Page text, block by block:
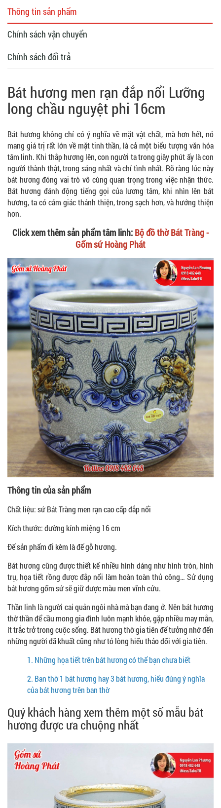
Thông tin sản phẩm
Chính sách vận chuyển
Chính sách đổi trả
Bát hương men rạn đắp nổi Lưỡng
long chầu nguyệt phi 16cm
Bát hương không chỉ có ý nghĩa về mặt vật chất, mà hơn hết, nó
mang giá trị rất lớn về mặt tinh thần, là cả một biểu tượng văn hóa
tâm linh. Khi thắp hương lên, con người ta trong giây phút ấy là con
người thành thật, trong sáng nhất và chí tình nhất. Rõ ràng lúc này
bát hương đóng vai trò vô cùng quan trọng trong việc nhận thức.
Bát hương đánh động tiếng gọi của lương tâm, khi nhìn lên bát
hương, ta có cảm giác thánh thiện, trong sạch hơn, và hướng thiện
hơn.
Click xem thêm sản phẩm tâm linh: Bộ đồ thờ Bát Tràng -
Gốm sứ Hoàng Phát
Thông tin của sản phẩm
Chất liệu: sứ Bát Tràng men rạn cao cấp đắp nổi
Kích thước: đường kính miệng 16 cm
Đế sản phẩm đi kèm là đế gỗ hương.
Bát hương cũng được thiết kế nhiều hình dáng như hình tròn, hình
trụ, họa tiết rồng được đắp nổi làm hoàn toàn thủ công… Sử dụng
bát hương gốm sứ sẽ giữ được màu men vĩnh cửu.
Thần linh là người cai quản ngôi nhà mà bạn đang ở. Nên bát hương
thờ thần để cầu mong gia đình luôn mạnh khỏe, gặp nhiều may mắn,
ít trắc trở trong cuộc sống. Bát hương thờ gia tiên để tưởng nhớ đến
những người đã khuất cũng như tỏ lòng hiếu thảo đối với gia tiên.
1. Những họa tiết trên bát hương có thể bạn chưa biết
2. Ban thờ 1 bát hương hay 3 bát hương, hiểu đúng ý nghĩa
của bát hương trên ban thờ
Quý khách hàng xem thêm một số mẫu bát
hương được ưa chuộng nhất